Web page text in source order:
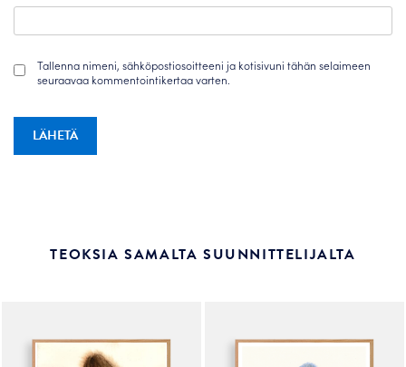
Tallenna nimeni, sähköpostiosoitteeni ja kotisivuni tähän selaimeen
seuraavaa kommentointikertaa varten.
TEOKSIA SAMALTA SUUNNITTELIJALTA